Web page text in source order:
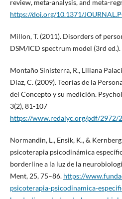
review, meta-analysis, and meta-
https://doi.org/10.1371/
Millon, T. (2011). Disorders of
DSM/ICD spectrum model (3rd ed.).
Montaño Sinisterra, R., Liliana
Díaz, C. (2009). Teorías de la
del Concepto y su medición.
3(2), 81-107
https://www.redalyc.org/pdf/2972/
Normandin, L., Ensik, K., &
psicoterapia psicodinámica
borderline a la luz de la
Ment, 25, 75–86. https://
psicoterapia-psicodinamica-